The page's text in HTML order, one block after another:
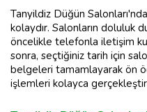
Tanyildiz Düğün
kolaydır. Salonların doluluk
öncelikle telefonla iletişim
sonra, seçtiğiniz tarih için
belgeleri tamamlayarak ön
işlemleri kolayca